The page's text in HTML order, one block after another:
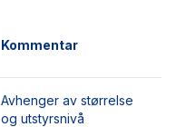
Kommentar
Avhenger av størrelse
og utstyrsnivå